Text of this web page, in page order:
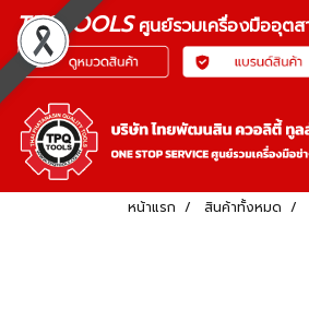
TPQTOOLSศูนย์รวมเครื่องมืออุตส
หน้าแรก สินค้าทั้งหมด